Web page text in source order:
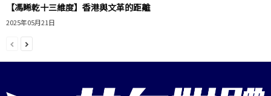
【馮睎乾十三維度】香港與文革的距離
2025年05月21日